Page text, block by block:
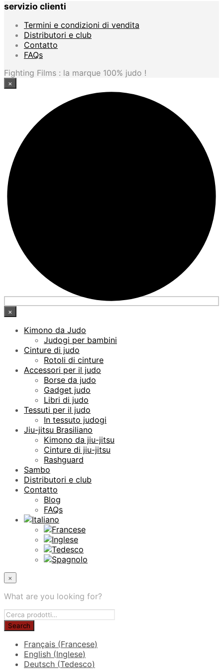
varianti.
Le
scelte
pagina
servizio clienti
Termini e condizioni di vendita
Distributori e club
Contatto
FAQs
Fighting Films : la marque 100% judo !
×
×
Kimono da Judo
Judogi per bambini
Cinture di judo
Rotoli di cinture
Accessori per il judo
Borse da judo
Gadget judo
Libri di judo
Tessuti per il judo
In tessuto judogi
Jiu-jitsu Brasiliano
Kimono da jiu-jitsu
Cinture di jiu-jitsu
Rashguard
Sambo
Distributori e club
Contatto
Blog
FAQs
×
What are you looking for?
Français (Francese)
English (Inglese)
Deutsch (Tedesco)